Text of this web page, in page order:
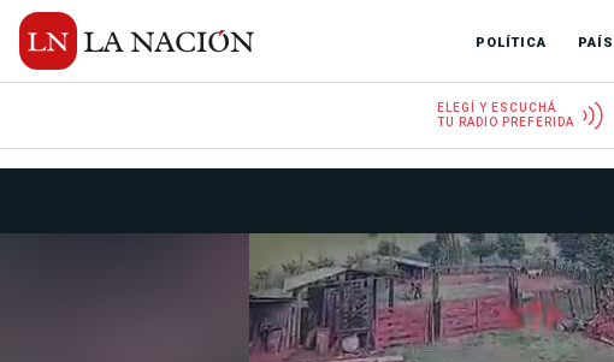
POLÍTICA PAÍS
ELEGÍ Y ESCUCHÁ
TU RADIO PREFERIDA